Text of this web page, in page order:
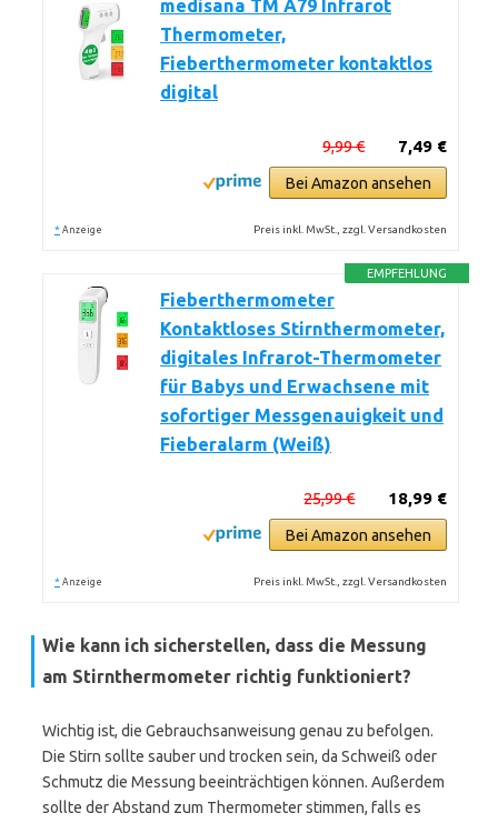
medisana TM A79 Infrarot
Thermometer,
Fieberthermometer kontaktlos
digital
7,49 €
9,99 €
Bei Amazon ansehen
* Anzeige Preis inkl. MwSt., zzgl. Versandkosten
EMPFEHLUNG
Fieberthermometer
Kontaktloses Stirnthermometer,
digitales Infrarot-Thermometer
für Babys und Erwachsene mit
sofortiger Messgenauigkeit und
Fieberalarm (Weiß)
18,99 €
25,99 €
Bei Amazon ansehen
* Anzeige Preis inkl. MwSt., zzgl. Versandkosten
Wie kann ich sicherstellen, dass die Messung
am Stirnthermometer richtig funktioniert?
Wichtig ist, die Gebrauchsanweisung genau zu befolgen.
Die Stirn sollte sauber und trocken sein, da Schweiß oder
Schmutz die Messung beeinträchtigen können. Außerdem
sollte der Abstand zum Thermometer stimmen, falls es